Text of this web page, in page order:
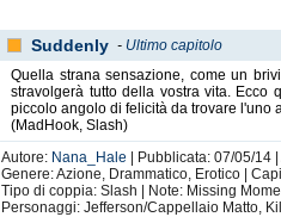
Suddenly - Ultimo capitolo
Quella strana sensazione, come un
stravolgerà tutto della vostra vita.
piccolo angolo di felicità da trovare l'uno
(MadHook, Slash)
Autore: Nana_Hale
| Pubblicata: 07/05/14
Genere: Azione, Drammatico, Erotico |
Tipo di coppia: Slash | Note: Missing
Personaggi: Jefferson/Cappellaio Matto,